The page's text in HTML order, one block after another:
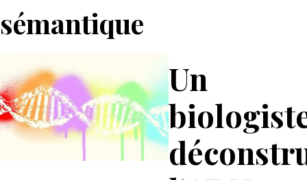
sémantique
Un